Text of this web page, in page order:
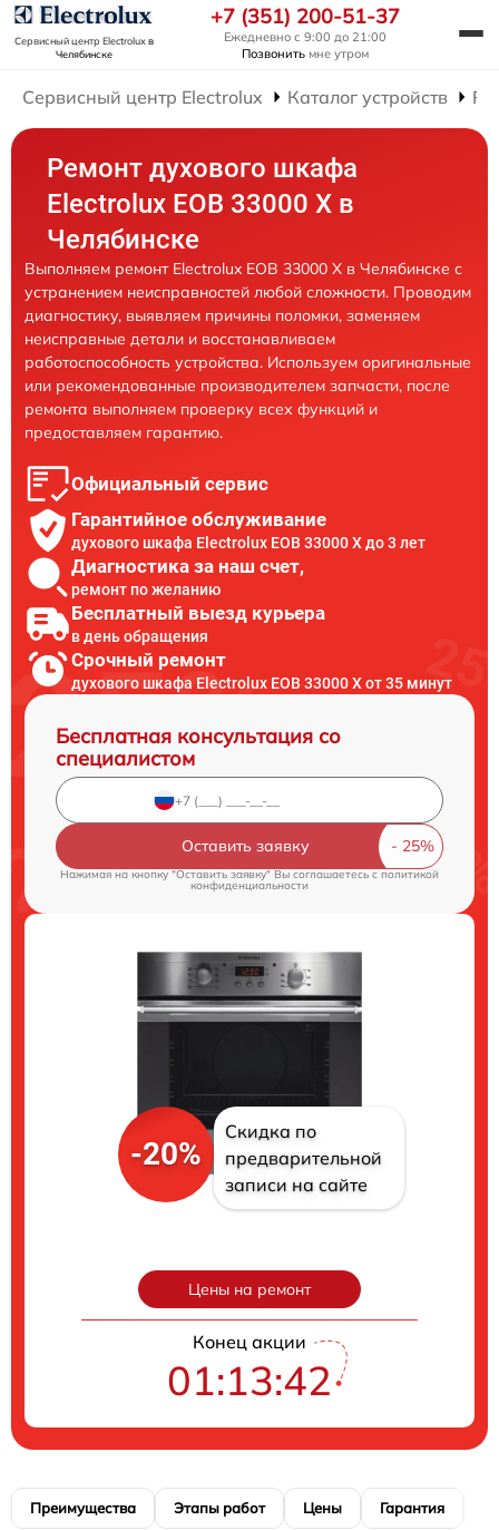
Сервисный центр Electroluxв
Челябинске
+7 (351) 200-51-37
Ежедневно с 9:00 до 21:00
Позвонить мне утром
Сервисный центр Electrolux Каталог устройств
Ремонт духового шкафа
Electrolux EOB 33000 X в
Челябинске
Выполняем ремонт Electrolux EOB 33000 X в Челябинске с
устранением неисправностей любой сложности. Проводим
диагностику, выявляем причины поломки, заменяем
неисправные детали и восстанавливаем
работоспособность устройства. Используем оригинальные
или рекомендованные производителем запчасти, после
ремонта выполняем проверку всех функций и
предоставляем гарантию.
Официальный сервис
Гарантийное обслуживание
духового шкафа Electrolux EOB 33000 X до 3 лет
Диагностика за наш счет,
ремонт по желанию
Бесплатный выезд курьера
в день обращения
Срочный ремонт
духового шкафа Electrolux EOB 33000 X от 35 минут
Бесплатная консультация со
специалистом
Оставить заявку
Нажимая на кнопку "Оставить заявку" Вы соглашаетесь cполитикой
конфиденциальности
-20%
Скидка по
предварительной
записи на сайте
Цены на ремонт
Конец акции
01:13:41
Преимущества Этапы работ Цены Гарантия